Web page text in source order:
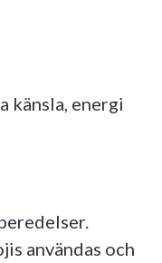
känsla, energi
användas och